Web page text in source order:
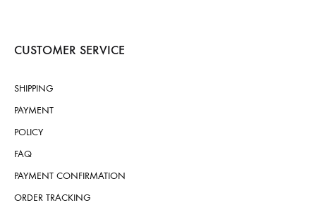
CUSTOMER SERVICE
SHIPPING
PAYMENT
POLICY
FAQ
PAYMENT CONFIRMATION
ORDER TRACKING